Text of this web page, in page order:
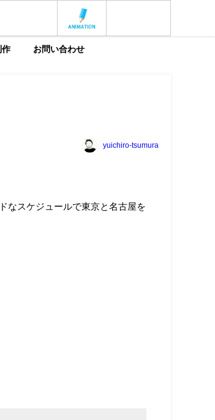
作 お問い合わせ
yuichiro-tsumura
なスケジュールで東京と名古屋を